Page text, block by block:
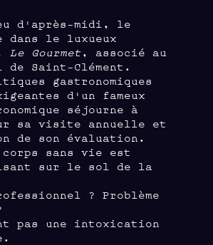
d'après-midi, le
dans le luxueux
Le Gourmet, associé au
de Saint-Clément.
gastronomiques
d'un fameux
séjourne à
sa visite annuelle et
de son évaluation.
sans vie est
sur le sol de la
? Problème
pas une intoxication